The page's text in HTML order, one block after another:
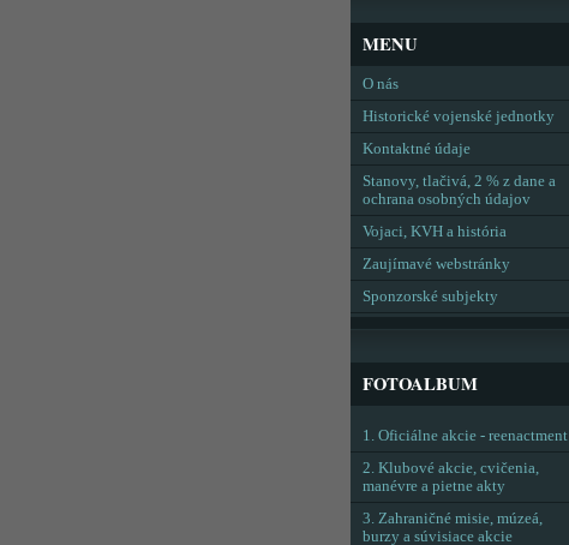
MENU
O nás
Historické vojenské jednotky
Kontaktné údaje
Stanovy, tlačivá, 2 % z dane a
ochrana osobných údajov
Vojaci, KVH a história
Zaujímavé webstránky
Sponzorské subjekty
FOTOALBUM
1. Oficiálne akcie - reenactment
2. Klubové akcie, cvičenia,
manévre a pietne akty
3. Zahraničné misie, múzeá,
burzy a súvisiace akcie